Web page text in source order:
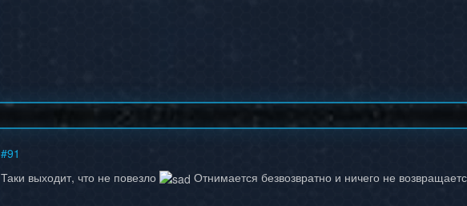
#91
Таки выходит, что не повезло
Отнимается безвозвратно и ничего не